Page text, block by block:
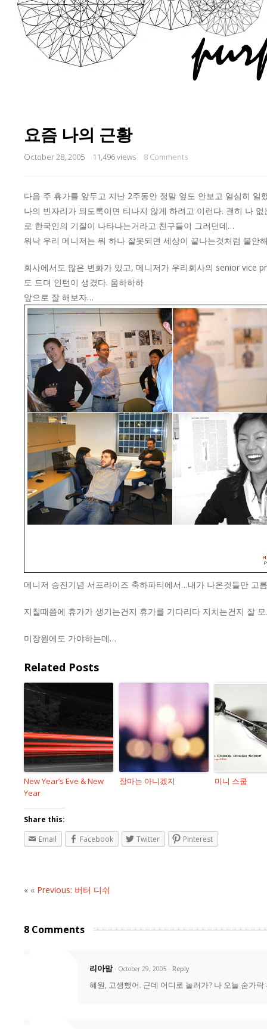
요즘 나의 근황
October 28, 2005 11,496 views 8 Comments
다음 주 휴가를 앞두고 지난 2주동안 정말 옆도 안보고 열심히 일
나의 빈자리가 되도록이면 티나지 않게 하려고 이런다. 괜히 나
로 한국인의 기질이 나타나는거라고 친구들이 그러던데…
워낙 우리 메니저는 뭐 하나 잘못되면 세상이 끝나는것처럼 불
회사에서도 많은 변화가 있고, 메니저가 우리회사의 senior vice
도 드뎌 인턴이 생겼다. 움하하하
앞으로 잘 해보자…
메니저 승진기념 서프라이즈 축하파티에서…내가 나온것들만 고
지칠때쯤에 휴가가 생기는건지 휴가를 기다리다 지치는건지 잘
미장원에도 가야하는데…
Related Posts
New Year’s Eve & New
Year
장마는 아니겠지 미니 스쿱
Share this:
Email
Facebook Twitter Pinterest
« « Previous: 버터 디쉬
8 Comments
리아맘 · October 29, 2005 Reply
혜원, 고생했어. 근데 어디로 놀러가? 나 오늘 숟가